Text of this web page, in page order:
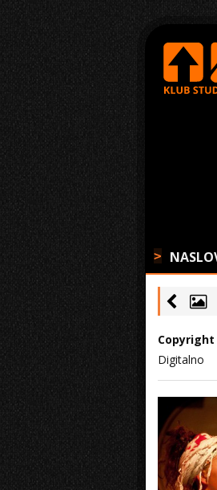
>
Copyright
Digitalno